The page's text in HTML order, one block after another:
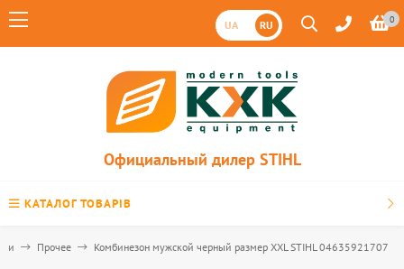
UA RU 0
Официальный дилер STIHL
КАТАЛОГ ТОВАРІВ
Прочее Комбинезон мужской черный размер ХXL STIHL 04635921707